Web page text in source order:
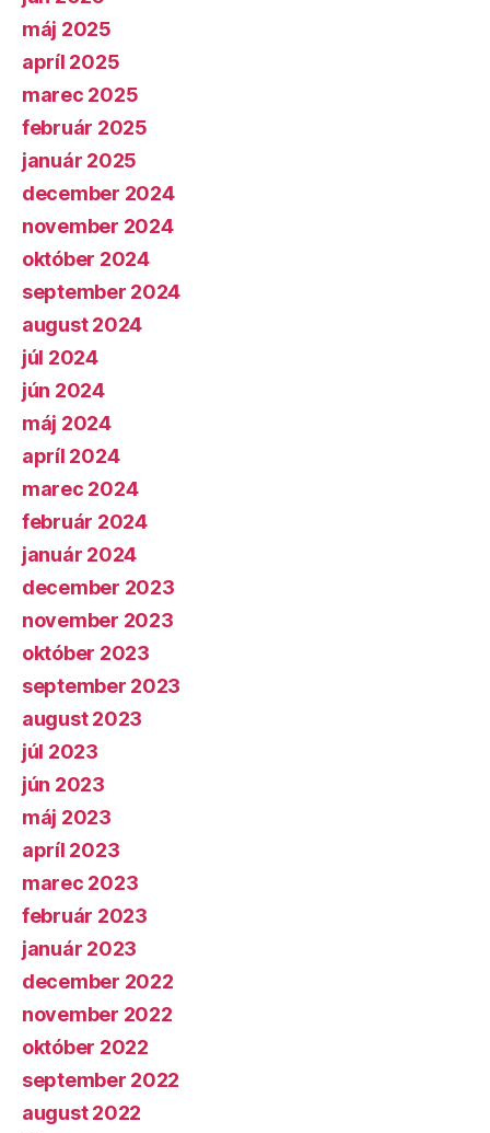
máj 2025
apríl 2025
marec 2025
február 2025
január 2025
december 2024
november 2024
október 2024
september 2024
august 2024
júl 2024
jún 2024
máj 2024
apríl 2024
marec 2024
február 2024
január 2024
december 2023
november 2023
október 2023
september 2023
august 2023
júl 2023
jún 2023
máj 2023
apríl 2023
marec 2023
február 2023
január 2023
december 2022
november 2022
október 2022
september 2022
august 2022